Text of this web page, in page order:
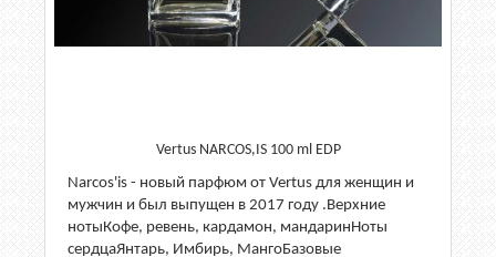
Vertus NARCOS,IS 100 ml EDP
Narcos'is - новый парфюм от Vertus для женщин и
мужчин и был выпущен в 2017 году .Верхние
нотыКофе, ревень, кардамон, мандаринНоты
сердцаЯнтарь, Имбирь, МангоБазовые